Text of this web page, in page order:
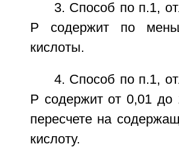
3. Способ по п.1,
Р содержит по
кислоты.
4. Способ по п.1,
Р содержит от 0,01 до
пересчете на
кислоту.